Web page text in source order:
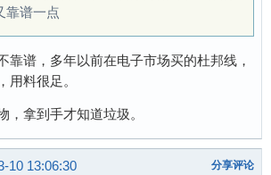
靠谱一点
靠谱，多年以前在电子市场买的杜邦线，
用料很足。
，拿到手才知道垃圾。
10 13:06:30 分享评论